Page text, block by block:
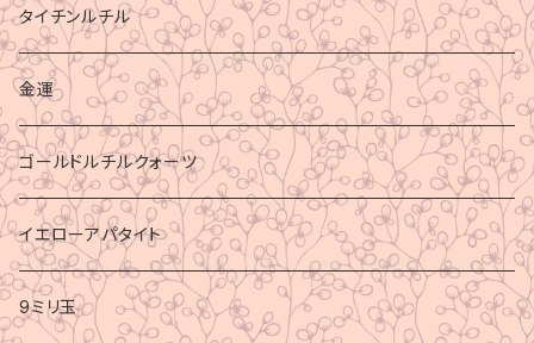
タイチンルチル
金運
ゴールドルチルクォーツ
イエローアパタイト
9ミリ玉